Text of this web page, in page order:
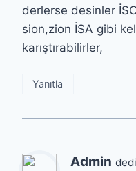
derlerse desinler
sion,zion İSA gibi
karıştırabilirler,
Yanıtla
Admin